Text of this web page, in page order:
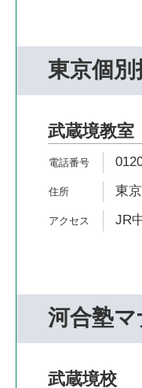
東京個
武蔵境教室
東
JR
河合塾マ
武蔵境校